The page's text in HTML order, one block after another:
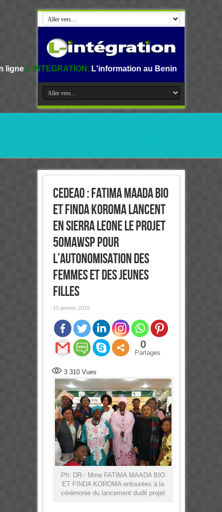
L'information au Benin, en Afrique et dans le
CEDEAO : FATIMA MAADA BIO
ET FINDA KOROMA LANCENT
EN SIERRA LEONE LE PROJET
50MAWSP POUR
L’AUTONOMISATION DES
FEMMES ET DES JEUNES
FILLES
15 janvier 2019
0
Partages
3 310Vues
Ph: DR-: Mme FATIMA MAADA BIO
ET FINDA KOROMA entourées à la
cérémonie du lancement dudit projet